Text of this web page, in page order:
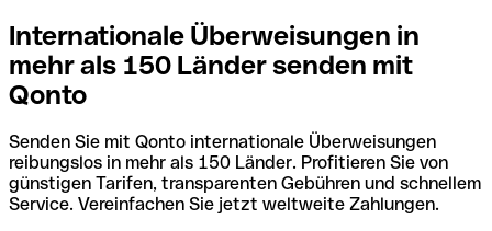
Internationale Überweisungen in
mehr als 150 Länder senden mit
Qonto
Senden Sie mit Qonto internationale Überweisungen
reibungslos in mehr als 150 Länder. Profitieren Sie von
günstigen Tarifen, transparenten Gebühren und schnellem
Service. Vereinfachen Sie jetzt weltweite Zahlungen.